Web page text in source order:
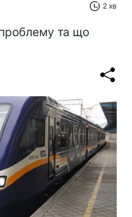
2 хв
та що